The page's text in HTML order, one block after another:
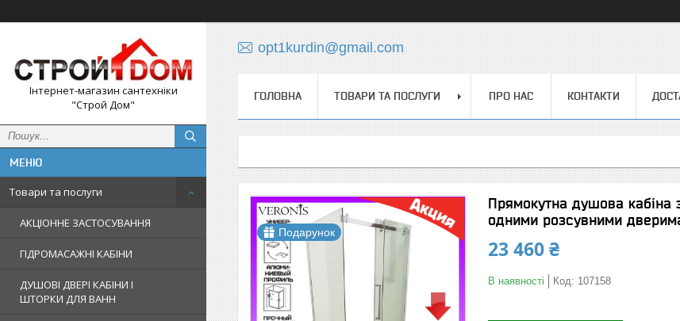
Інтернет-магазин сантехніки
"Строй Дом"
Товари та послуги
АКЦІОННЕ ЗАСТОСУВАННЯ
ГІДРОМАСАЖНІ КАБІНИ
ДУШОВІ ДВЕРІ КАБІНИ І
ШТОРКИ ДЛЯ ВАНН
opt1kurdin@gmail.com
ГОЛОВНА ТОВАРИ ТА ПОСЛУГИ ПРО НАС КОНТАКТИ
Подарунок
Прямокутна душова
одними розсувними
23 460 ₴
В наявності Код: 107158